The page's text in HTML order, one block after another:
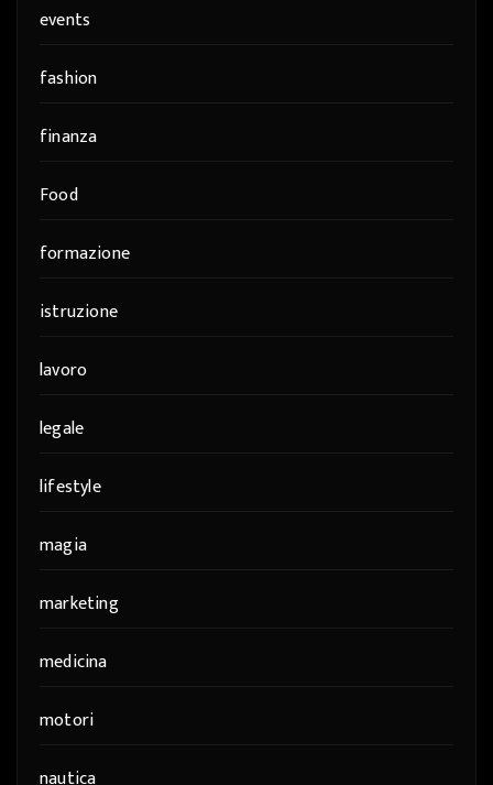
events
fashion
finanza
Food
formazione
istruzione
lavoro
legale
lifestyle
magia
marketing
medicina
motori
nautica